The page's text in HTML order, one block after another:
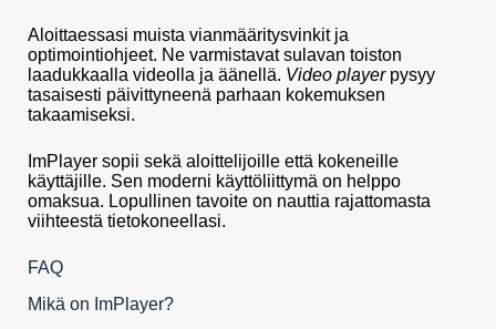
Aloittaessasi muista vianmääritysvinkit ja
optimointiohjeet. Ne varmistavat sulavan toiston
laadukkaalla videolla ja äänellä. Video playerpysyy
tasaisesti päivittyneenä parhaan kokemuksen
takaamiseksi.
ImPlayer sopii sekä aloittelijoille että kokeneille
käyttäjille. Sen moderni käyttöliittymä on helppo
omaksua. Lopullinen tavoite on nauttia rajattomasta
viihteestä tietokoneellasi.
FAQ
Mikä on ImPlayer?